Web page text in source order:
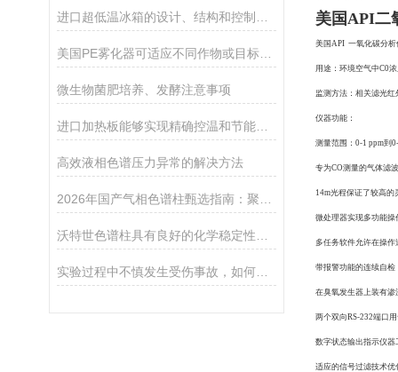
微生物菌肥培养、发酵注意事项
进口加热板能够实现精确控温和节能加热
高效液相色谱压力异常的解决方法
实验过程中不慎发生受伤事故，如何急救
美国API二
美国API 一氧化碳分
用途：环境空气中C0
监测方法：相关滤光
仪器功能：
测量范围：0-1 ppm到
专为CO测量的气体滤
14m光程保证了较高的
微处理器实现多功能操
多任务软件允许在操
带报警功能的连续自检
在臭氧发生器上装有渗
两个双向RS-232端口
数字状态输出指示仪器
适应的信号过滤技术优